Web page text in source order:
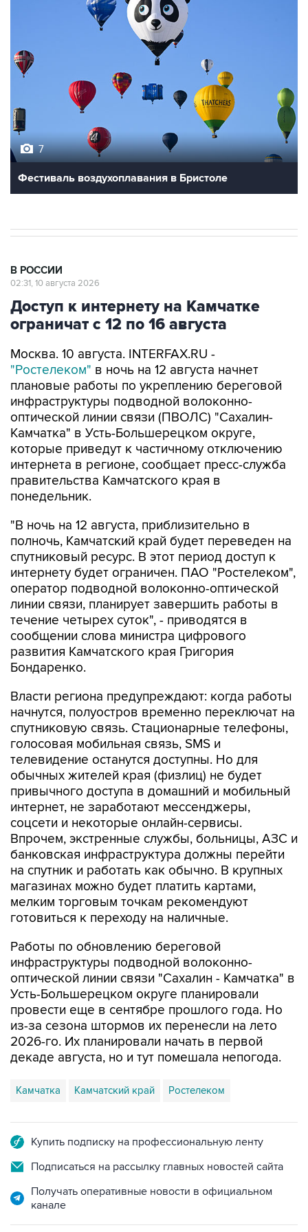
Фестиваль воздухоплавания в Бристоле
Доступ к интернету на Камчатке
ограничат с 12 по 16 августа
Москва. 10 августа. INTERFAX.RU -
плановые работы по укреплению береговой
инфраструктуры подводной волоконно-
оптической линии связи (ПВОЛС) "Сахалин-
Камчатка" в Усть-Большерецком округе,
которые приведут к частичному отключению
интернета в регионе, сообщает пресс-служба
правительства Камчатского края в
понедельник.
"В ночь на 12 августа, приблизительно в
спутниковый ресурс. В этот период доступ к
интернету будет ограничен. ПАО "Ростелеком",
оператор подводной волоконно-оптической
линии связи, планирует завершить работы в
течение четырех суток", - приводятся в
сообщении слова министра цифрового
развития Камчатского края Григория
Бондаренко.
Власти региона предупреждают: когда работы
спутниковую связь. Стационарные телефоны,
голосовая мобильная связь, SMS и
телевидение останутся доступны. Но для
обычных жителей края (физлиц) не будет
привычного доступа в домашний и мобильный
интернет, не заработают мессенджеры,
соцсети и некоторые онлайн-сервисы.
Впрочем, экстренные службы, больницы, АЗС и
банковская инфраструктура должны перейти
на спутник и работать как обычно. В крупных
магазинах можно будет платить картами,
мелким торговым точкам рекомендуют
готовиться к переходу на наличные.
Работы по обновлению береговой
оптической линии связи "Сахалин - Камчатка" в
Усть-Большерецком округе планировали
провести еще в сентябре прошлого года. Но
из-за сезона штормов их перенесли на лето
2026-го. Их планировали начать в первой
декаде августа, но и тут помешала непогода.
Камчатка Камчатский край Ростелеком
Подписаться на рассылку главных новостей сайта
Получать оперативные новости в официальном